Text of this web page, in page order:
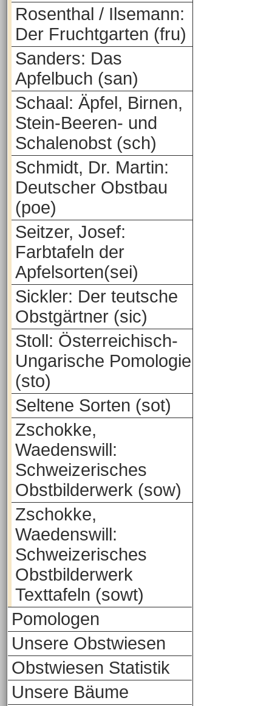
Rosenthal / Ilsemann:
Der Fruchtgarten (fru)
Sanders: Das
Apfelbuch (san)
Schaal: Äpfel, Birnen,
Stein-Beeren- und
Schalenobst (sch)
Schmidt, Dr. Martin:
Deutscher Obstbau
(poe)
Seitzer, Josef:
Farbtafeln der
Apfelsorten(sei)
Sickler: Der teutsche
Obstgärtner (sic)
Stoll: Österreichisch-
Ungarische Pomologie
(sto)
Seltene Sorten (sot)
Zschokke,
Waedenswill:
Schweizerisches
Obstbilderwerk (sow)
Zschokke,
Waedenswill:
Schweizerisches
Obstbilderwerk
Texttafeln (sowt)
Pomologen
Unsere Obstwiesen
Obstwiesen Statistik
Unsere Bäume